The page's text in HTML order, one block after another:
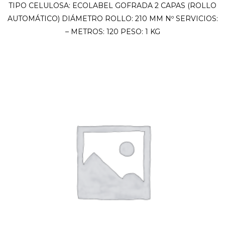
TIPO CELULOSA: ECOLABEL GOFRADA 2 CAPAS (ROLLO
AUTOMÁTICO) DIÁMETRO ROLLO: 210 MM Nº SERVICIOS:
– METROS: 120 PESO: 1 KG